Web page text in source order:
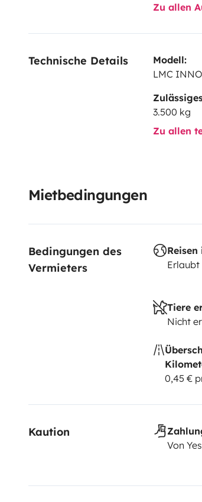
Come and
Zu allen
Technische Details
Modell:
LMC
3.500 kg
Zu allen
Mietbedingungen
Bedingungen des
Vermieters
Erlaubt
Tiere
Nicht
0,45 €
Kaution
Von